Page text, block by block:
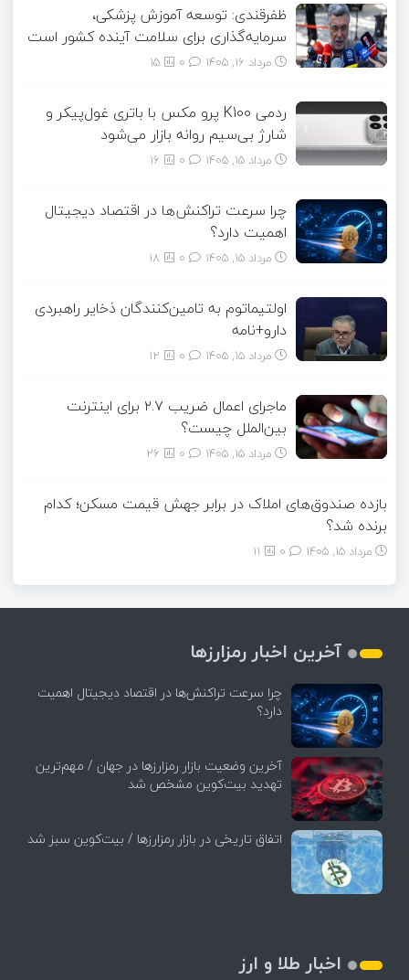
ظفرقندی: توسعه آموزش پزشکی،
سرمایه‌گذاری برای سلامت آینده کشور است
مرداد ۱۶, ۱۴۰۵ 15
ردمی K100 پرو مکس با باتری غول‌پیکر و
شارژ بی‌سیم روانه بازار می‌شود
مرداد ۱۵, ۱۴۰۵ 16
چرا سرعت تراکنش‌ها در اقتصاد دیجیتال
اهمیت دارد؟
مرداد ۱۵, ۱۴۰۵ 18
اولتیماتوم به تامین‌کنندگان ذخایر راهبردی
دارو+نامه
مرداد ۱۵, ۱۴۰۵ 12
ماجرای اعمال ضریب ۲.۷ برای اینترنت
بین‌الملل چیست؟
مرداد ۱۵, ۱۴۰۵ 26
بازده صندوق‌های املاک در برابر جهش قیمت مسکن؛ کدام
برنده شد؟
مرداد ۱۵, ۱۴۰۵ 11
آخرین اخبار رمزارزها
چرا سرعت تراکنش‌ها در اقتصاد دیجیتال اهمیت
دارد؟
آخرین وضعیت بازار رمزارزها در جهان / مهم‌ترین
تهدید بیت‌کوین مشخص شد
اتفاق تاریخی در بازار رمزارزها / بیت‌کوین سبز شد
اخبار طلا و ارز